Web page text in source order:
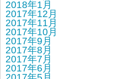
2018年1月
2017年12月
2017年11月
2017年10月
2017年9月
2017年8月
2017年7月
2017年6月